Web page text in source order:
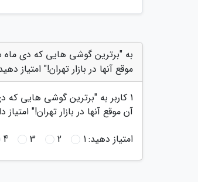
موقع آنها در بازار تهران!" امتیاز
1 کاربر به "
آن موقع آنها در بازار تهران!"
امتیاز دهید:1
2
3
4